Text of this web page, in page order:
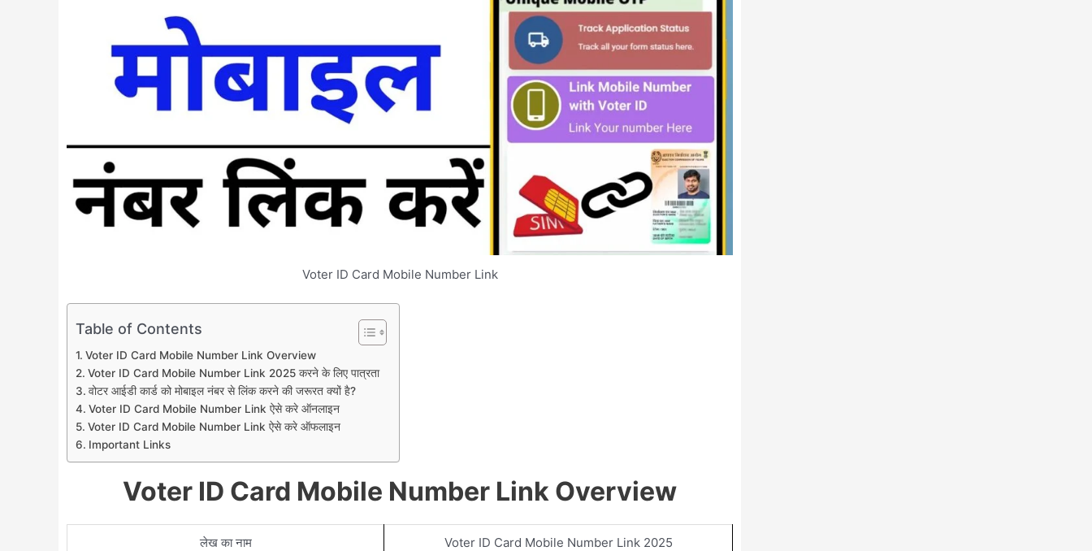
Voter ID Card Mobile Number Link
Table of Contents
Voter ID Card Mobile Number Link Overview
Voter ID Card Mobile Number Link 2025 करने के लिए पात्रता
वोटर आईडी कार्ड को मोबाइल नंबर से लिंक करने की जरूरत क्यों है?
Voter ID Card Mobile Number Link ऐसे करे ऑनलाइन
Voter ID Card Mobile Number Link ऐसे करे ऑफलाइन
Important Links
Voter ID Card Mobile Number Link Overview
लेख का नाम Voter ID Card Mobile Number Link 2025